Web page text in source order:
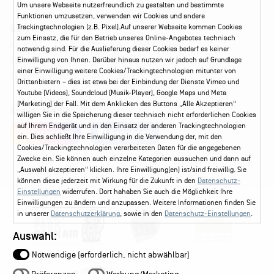
Service
Kontakt Leichte Sprache
FAQ / Hilfe
Ticketshop Hamburg
Gutscheine
Callback-Service
Ticketservice 040 - 413 22 60
Social Media
Instagram Facebook
Um unsere Webseite nutzerfreundlich zu gestalten und bestimmte
Funktionen umzusetzen, verwenden wir Cookies und andere
Trackingtechnologien (z.B. Pixel).Auf unserer Webseite kommen Cookies
zum Einsatz, die für den Betrieb unseres Online-Angebotes technisch
notwendig sind. Für die Auslieferung dieser Cookies bedarf es keiner
Einwilligung von Ihnen. Darüber hinaus nutzen wir jedoch auf Grundlage
einer Einwilligung weitere Cookies/Trackingtechnologien mitunter von
Drittanbietern – dies ist etwa bei der Einbindung der Dienste Vimeo und
Youtube (Videos), Soundcloud (Musik-Player), Google Maps und Meta
(Marketing) der Fall. Mit dem Anklicken des Buttons „Alle Akzeptieren“
willigen Sie in die Speicherung dieser technisch nicht erforderlichen Cookies
auf Ihrem Endgerät und in den Einsatz der anderen Trackingtechnologien
ein. Dies schließt Ihre Einwilligung in die Verwendung der, mit den
Cookies/Trackingtechnologien verarbeiteten Daten für die angegebenen
Zwecke ein. Sie können auch einzelne Kategorien aussuchen und dann auf
„Auswahl akzeptieren“ klicken. Ihre Einwilligung(en) ist/sind freiwillig. Sie
können diese jederzeit mit Wirkung für die Zukunft in den Datenschutz-
Einstellungen widerrufen. Dort hahaben Sie auch die Möglichkeit Ihre
Einwilligungen zu ändern und anzupassen. Weitere Informationen finden Sie
in unserer Datenschutzerklärung, sowie in den Datenschutz-Einstellungen.
Auswahl:
Notwendige (erforderlich, nicht abwählbar)